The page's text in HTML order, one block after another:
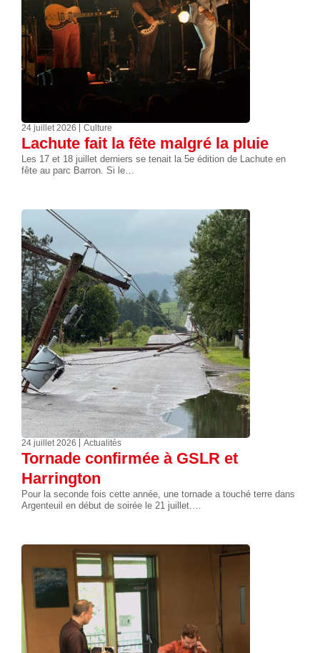
24 juillet 2026 Culture
Lachute fait la fête malgré la pluie
Les 17 et 18 juillet derniers se tenait la 5e édition de Lachute en
fête au parc Barron. Si le…
24 juillet 2026 Actualités
Tornade confirmée à GSLR et
Harrington
Pour la seconde fois cette année, une tornade a touché terre dans
Argenteuil en début de soirée le 21 juillet.…